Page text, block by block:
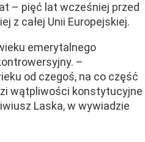
– pięć lat wcześniej przed
z całej Unii Europejskiej.
emerytalnego
–
od czegoś, na co część
wątpliwości konstytucyjne
Laska, w wywiadzie